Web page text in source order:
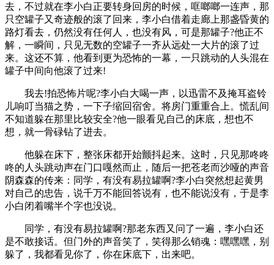
去，不过就在李小白正要转身回房的时候，哐啷啷一连声，那
只空罐子又奇迹般的滚了回来，李小白借着走廊上那盏昏黄的
路灯看去，仍然没有任何人，也没有风，可是那罐子?他正不
解，一瞬间，只见无数的空罐子一齐从远处一大片的滚了过
来。这还不算，他看到更为恐怖的一幕，一只跳动的人头混在
罐子中间向他滚了过来!
我去!拍恐怖片呢?李小白大喝一声，以迅雷不及掩耳盗铃
儿响叮当猫之势，一下子缩回宿舍。将房门重重合上。慌乱间
不知道躲在那里比较安全?他一眼看见自己的床底，想也不
想，就一骨碌钻了进去。
他躲在床下，整张床都开始颤抖起来。这时，只见那咚咚
咚的人头跳动声在门口嘎然而止，随后一把苍老而沙哑的声音
阴森森的传来：同学，有没有易拉罐啊?李小白突然想起黄男
对自己的忠告，说千万不能回答说有，也不能说没有，于是李
小白闭着嘴半个字也没说。
同学，有没有易拉罐啊?那老东西又问了一遍，李小白还
是不敢接话。但门外的声音笑了，笑得那么销魂：嘿嘿嘿，别
躲了，我都看见你了，你在床底下，出来吧。